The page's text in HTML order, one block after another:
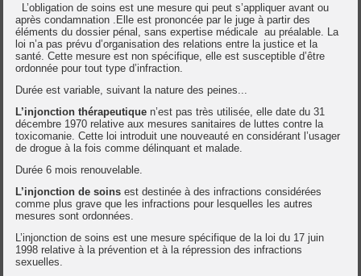
L’obligation de soins est une mesure qui peut s’appliquer avant ou
après condamnation .Elle est prononcée par le juge à partir des
éléments du dossier pénal, sans expertise médicale au préalable. La
loi n’a pas prévu d’organisation des relations entre la justice et la
santé. Cette mesure est non spécifique, elle est susceptible d’être
ordonnée pour tout type d’infraction.
Durée est variable, suivant la nature des peines...
L’injonction thérapeutique n’est pas très utilisée, elle date du 31
décembre 1970 relative aux mesures sanitaires de luttes contre la
toxicomanie. Cette loi introduit une nouveauté en considérant l’usager
de drogue à la fois comme délinquant et malade.
Durée 6 mois renouvelable.
L’injonction de soinsest destinée à des infractions considérées
comme plus grave que les infractions pour lesquelles les autres
mesures sont ordonnées.
L’injonction de soins est une mesure spécifique de la loi du 17 juin
1998 relative à la prévention et à la répression des infractions
sexuelles.